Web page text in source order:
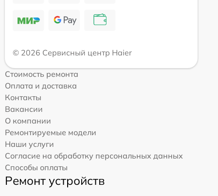
© 2026 Сервисный центр Haier
Стоимость ремонта
Оплата и доставка
Контакты
Вакансии
О компании
Ремонтируемые модели
Наши услуги
Согласие на обработку персональных данных
Способы оплаты
Ремонт устройств